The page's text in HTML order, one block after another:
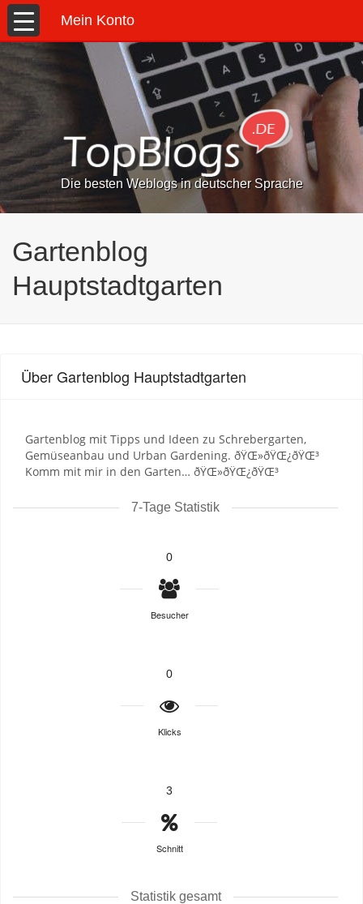
Mein Konto
Die besten Weblogs in deutscher Sprache
Gartenblog
Hauptstadtgarten
Über Gartenblog Hauptstadtgarten
Gartenblog mit Tipps und Ideen zu Schrebergarten,
Gemüseanbau und Urban Gardening. ðŸŒ»ðŸŒ¿ðŸŒ³
Komm mit mir in den Garten… ðŸŒ»ðŸŒ¿ðŸŒ³
7-Tage Statistik
0
Besucher
0
Klicks
3
Schnitt
Statistik gesamt